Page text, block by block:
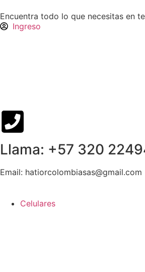
Encuentra todo lo que necesitas en
Ingreso
Llama: +57 320
Email: hatiorcolombiasas@gmail.com
Celulares